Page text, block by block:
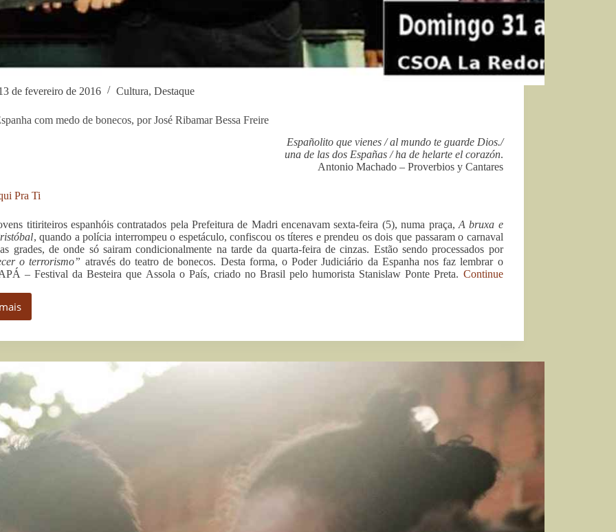
de fevereiro de 2016 Cultura, Destaque
com medo de bonecos, por José Ribamar Bessa Freire
Españolito que vienes / al mundo te guarde Dios./
una de las dos Españas / ha de helarte el corazón.
Antonio Machado – Proverbios y Cantares
Pra Ti
titiriteiros espanhóis contratados pela Prefeitura de Madri encenavam sexta-feira (5), numa praça,A bruxa e
, quando a polícia interrompeu o espetáculo, confiscou os títeres e prendeu os dois que passaram o carnaval
grades, de onde só sairam condicionalmente na tarde da quarta-feira de cinzas. Estão sendo processados por
o terrorismo” através do teatro de bonecos. Desta forma, o Poder Judiciário da Espanha nos faz lembrar o
– Festival da Besteira que Assola o País, criado no Brasil pelo humorista Stanislaw Ponte Preta. Continue
Uma
com
bonecos,
José
Ribamar
Bessa
Freire